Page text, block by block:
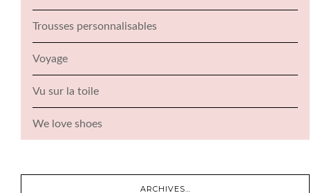
Trousses personnalisables
Voyage
Vu sur la toile
We love shoes
ARCHIVES…